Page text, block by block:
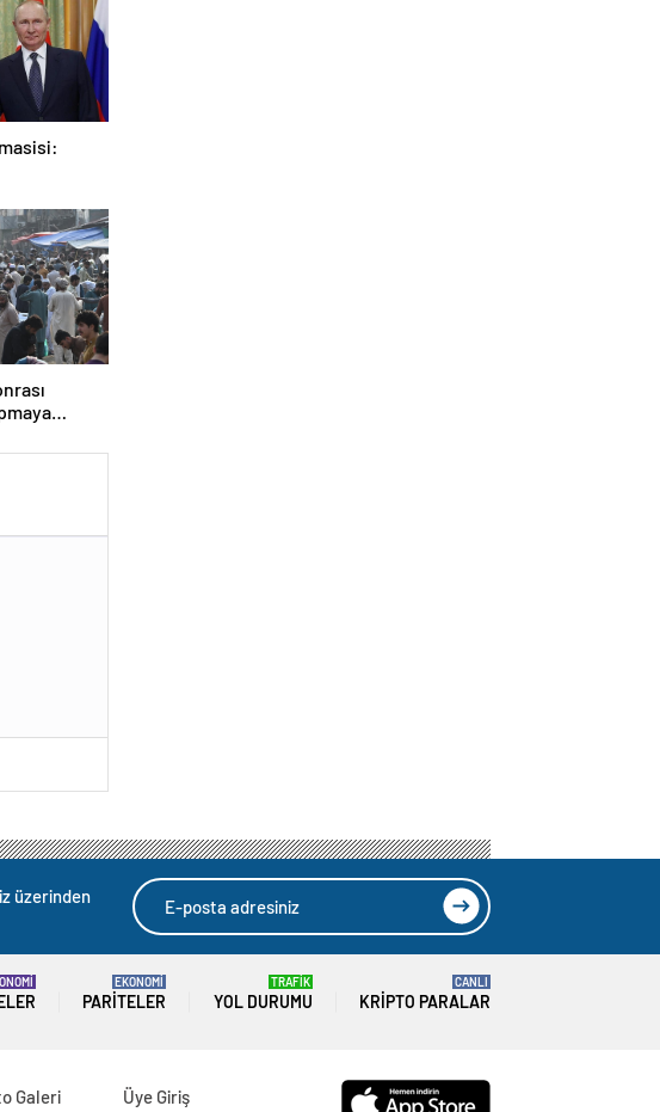
üzerinden
PARITELER
EKONOMİ
YOL DURUMU
TRAFİK
KRIPTO PARALAR
CANLI
Galeri Üye Giriş